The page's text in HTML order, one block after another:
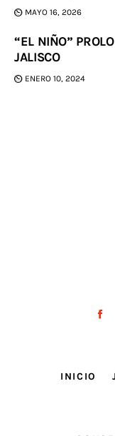
MAYO 16, 2026
“EL NIÑO”
JALISCO
ENERO 10, 2024
INICIO